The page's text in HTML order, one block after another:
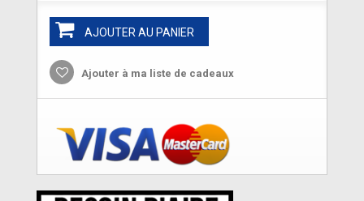
AJOUTER AU PANIER
Ajouter à ma liste de cadeaux